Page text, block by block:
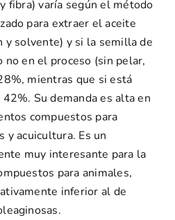
fibra) varía según el método
para extraer el aceite
y solvente) y si la semilla de
no en el proceso (sin pelar,
mientras que si está
Su demanda es alta en
compuestos para
y acuicultura. Es un
muy interesante para la
para animales,
inferior al de